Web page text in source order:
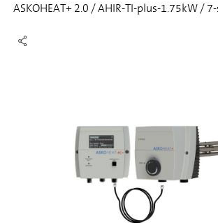
ASKOHEAT+ 2.0 / AHIR-TI-plus-1.75kW /